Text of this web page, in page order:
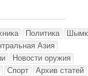
Политика
Азия
Новости оружия
Спорт
Архив статей